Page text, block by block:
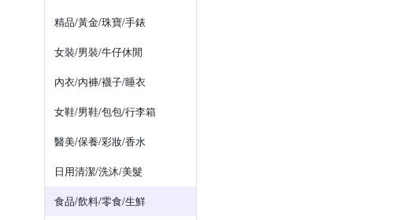
精品/黃金/珠寶/手錶
女裝/男裝/牛仔休閒
內衣/內褲/襪子/睡衣
女鞋/男鞋/包包/行李箱
醫美/保養/彩妝/香水
日用清潔/洗沐/美髮
食品/飲料/零食/生鮮